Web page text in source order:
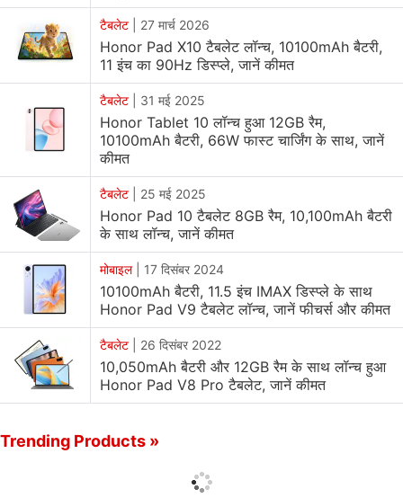
टैबलेट 27 मार्च 2026
Honor Pad X10 टैबलेट लॉन्च, 10100mAh बैटरी,
11 इंच का 90Hz डिस्प्ले, जानें कीमत
टैबलेट 31 मई 2025
Honor Tablet 10 लॉन्च हुआ 12GB रैम,
10100mAh बैटरी, 66W फास्ट चार्जिंग के साथ, जानें
कीमत
टैबलेट 25 मई 2025
Honor Pad 10 टैबलेट 8GB रैम, 10,100mAh बैटरी
के साथ लॉन्च, जानें कीमत
मोबाइल| 17 दिसंबर 2024
10100mAh बैटरी, 11.5 इंच IMAX डिस्प्ले के साथ
Honor Pad V9 टैबलेट लॉन्च, जानें फीचर्स और कीमत
टैबलेट 26 दिसंबर 2022
10,050mAh बैटरी और 12GB रैम के साथ लॉन्च हुआ
Honor Pad V8 Pro टैबलेट, जानें कीमत
Trending Products »